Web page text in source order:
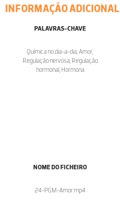
INFORMAÇÃO ADICIONAL
PALAVRAS-CHAVE
Química no dia-a-dia, Amor,
Regulação nervosa, Regulação
hormonal, Hormona
NOME DO FICHEIRO
24-PGM-Amor.mp4